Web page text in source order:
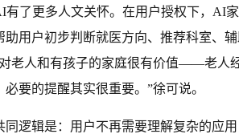
有了更多人文关怀。在用户授权下，AI
助用户初步判断就医方向、推荐科室、
老人和有孩子的家庭很有价值——老人
要的提醒其实很重要。”徐可说。
同逻辑是：用户不再需要理解复杂的应